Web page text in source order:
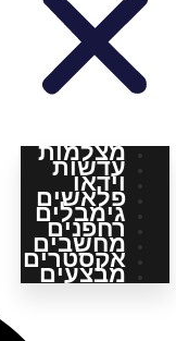
מצלמות
עדשות
וידאו
פלאשים
גימבלים
רחפנים
מחשבים
אקסטרים
מבצעים